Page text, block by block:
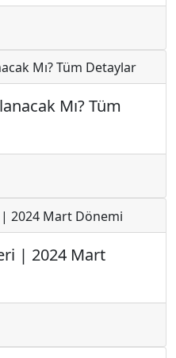
Mı? Tüm
| 2024 Mart